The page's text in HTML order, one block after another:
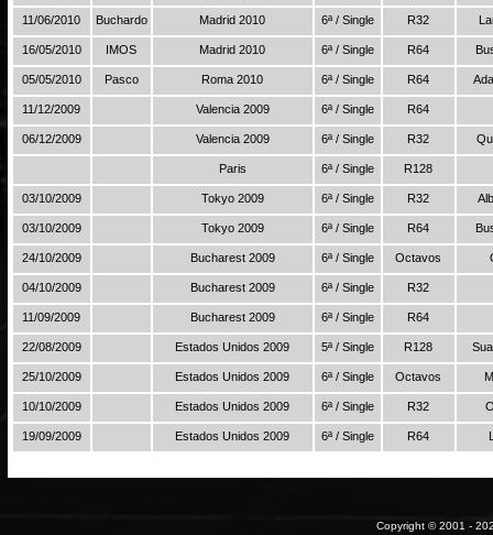
11/06/2010 Buchardo Madrid 2010 6ª / Single R32
16/05/2010 IMOS Madrid 2010 6ª / Single R64
05/05/2010 Pasco Roma 2010 6ª / Single R64
11/12/2009 Valencia 2009 6ª / Single R64
06/12/2009 Valencia 2009 6ª / Single R32
Paris 6ª / Single R128
03/10/2009 Tokyo 2009 6ª / Single R32
03/10/2009 Tokyo 2009 6ª / Single R64
24/10/2009 Bucharest 2009 6ª / Single Octavos
04/10/2009 Bucharest 2009 6ª / Single R32
11/09/2009 Bucharest 2009 6ª / Single R64
22/08/2009 Estados Unidos 2009 5ª / Single R128
25/10/2009 Estados Unidos 2009 6ª / Single Octavos
10/10/2009 Estados Unidos 2009 6ª / Single R32
19/09/2009 Estados Unidos 2009 6ª / Single R64
Copyright © 2001 -